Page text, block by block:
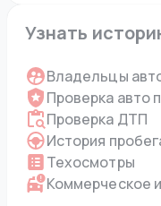
Узнать
Владельцы
Проверка авто
Проверка ДТП
История
Техосмотры
Коммерческое